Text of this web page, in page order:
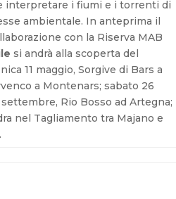
interpretare i fiumi e i torrenti di
ambientale. In anteprima il
con la Riserva MAB
si andrà alla scoperta del
11 maggio, Sorgive di Bars a
a Montenars; sabato 26
Rio Bosso ad Artegna;
nel Tagliamento tra Majano e
.